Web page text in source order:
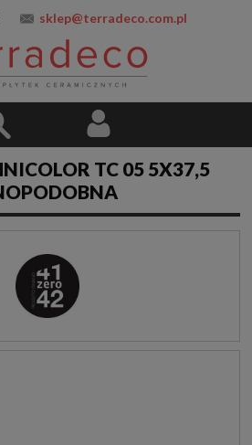
sklep@terradeco.com.pl
TC 05 5X37,5